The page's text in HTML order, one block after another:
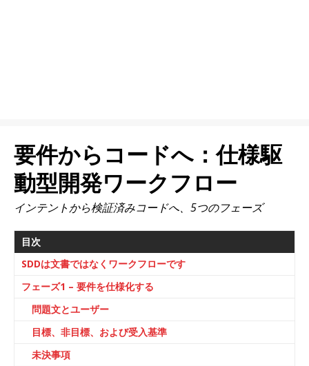
要件からコードへ：仕様駆
動型開発ワークフロー
インテントから検証済みコードへ、5つのフェーズ
目次
SDDは文書ではなくワークフローです
フェーズ1 – 要件を仕様化する
問題文とユーザー
目標、非目標、および受入基準
未決事項